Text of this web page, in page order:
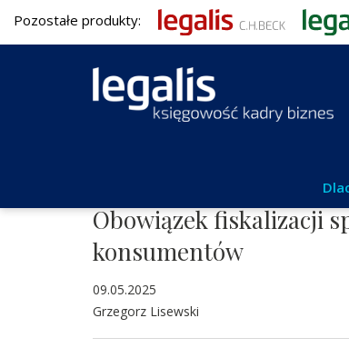
Pozostałe produkty:
Obowiązek fiskalizacji
konsumentów
09.05.2025
Grzegorz Lisewski